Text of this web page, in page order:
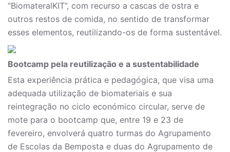
“BiomateralKIT”, com recurso a cascas de ostra e
outros restos de comida, no sentido de transformar
esses elementos, reutilizando-os de forma sustentável.
Bootcamp pela reutilização e a sustentabilidade
Esta experiência prática e pedagógica, que visa uma
adequada utilização de biomateriais e sua
reintegração no ciclo económico circular, serve de
mote para o bootcamp que, entre 19 e 23 de
fevereiro, envolverá quatro turmas do Agrupamento
de Escolas da Bemposta e duas do Agrupamento de